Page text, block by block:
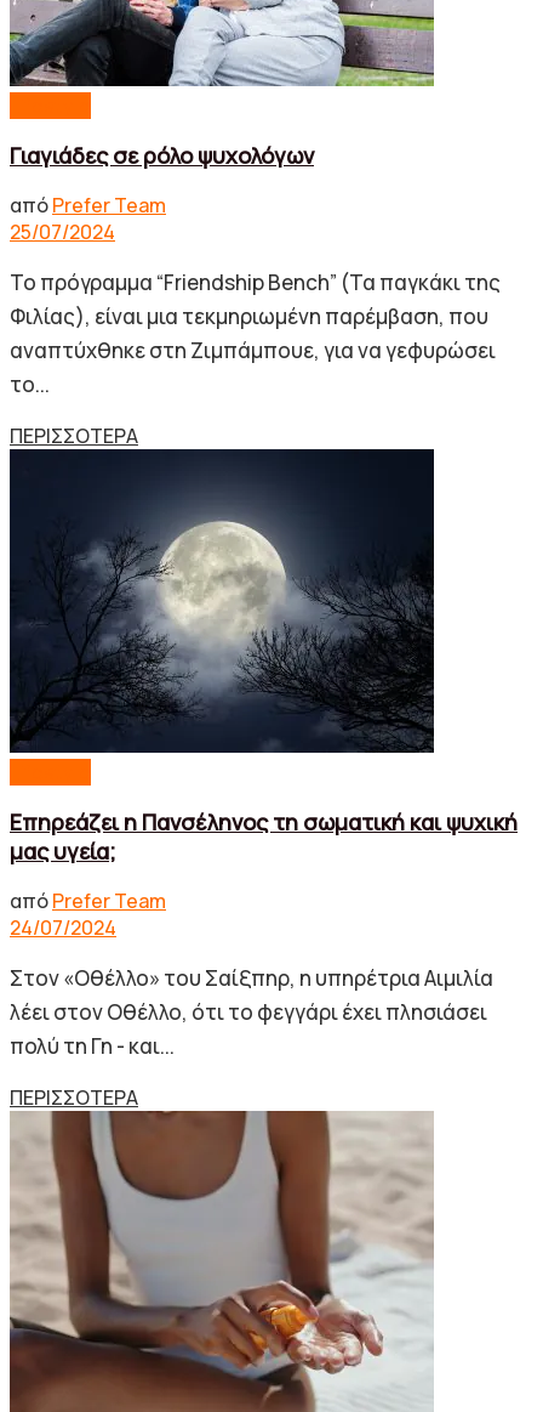
Γιαγιάδες σε ρόλο ψυχολόγων
απόPrefer Team
25/07/2024
Το πρόγραμμα “Friendship Bench” (Τα παγκάκι της
Φιλίας), είναι μια τεκμηριωμένη παρέμβαση, που
αναπτύχθηκε στη Ζιμπάμπουε, για να γεφυρώσει
το...
ΠΕΡΙΣΣΟΤΕΡΑDetails
Επηρεάζει η Πανσέληνος τη σωματική και ψυχική
μας υγεία;
απόPrefer Team
24/07/2024
Στον «Οθέλλο» του Σαίξπηρ, η υπηρέτρια Αιμιλία
λέει στον Οθέλλο, ότι το φεγγάρι έχει πλησιάσει
πολύ τη Γη - και...
ΠΕΡΙΣΣΟΤΕΡΑDetails